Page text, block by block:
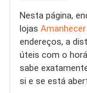
Nesta página,
lojas Amanhecer
endereços, a
úteis com o
sabe
si e se está